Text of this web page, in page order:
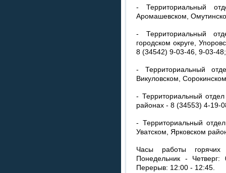
- Территориальный
Аромашевском,
- Территориальный
городском округе,
8 (34542) 9-03-46, 9-03-48;
- Территориальный
Викуловском,
- Территориальный
районах - 8 (34553) 4-19-
- Территориальный
Уватском, Ярковском
Часы работы горячих
Понедельник -
Перерыв: 12:00 - 12:45.